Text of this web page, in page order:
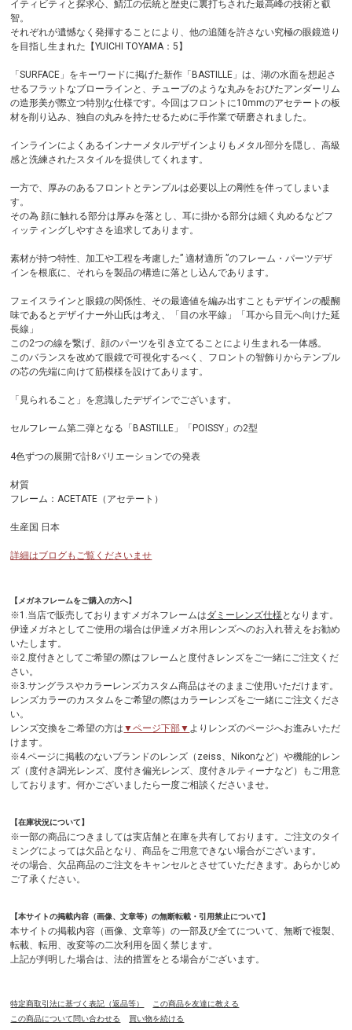
イティビティと探求心、鯖江の伝統と歴史に裏打ちされた最高峰の技術と叡
智。
それぞれが遺憾なく発揮することにより、他の追随を許さない究極の眼鏡造り
を目指し生まれた【YUICHI TOYAMA：5】
「SURFACE」をキーワードに掲げた新作「BASTILLE」は、湖の水面を想起さ
せるフラットなブローラインと、チューブのような丸みをおびたアンダーリム
の造形美が際立つ特別な仕様です。今回はフロントに10mmのアセテートの板
材を削り込み、独自の丸みを持たせるために手作業で研磨されました。
インラインによくあるインナーメタルデザインよりもメタル部分を隠し、高級
感と洗練されたスタイルを提供してくれます。
一方で、厚みのあるフロントとテンプルは必要以上の剛性を伴ってしまいま
す。
その為 顔に触れる部分は厚みを落とし、耳に掛かる部分は細く丸めるなどフ
ィッティングしやすさを追求してあります。
素材が持つ特性、加工や工程を考慮した” 適材適所 ”のフレーム・パーツデザ
インを根底に、それらを製品の構造に落とし込んであります。
フェイスラインと眼鏡の関係性、その最適値を編み出すこともデザインの醍醐
味であるとデザイナー外山氏は考え、「目の水平線」「耳から目元へ向けた延
長線」
この2つの線を繋げ、顔のパーツを引き立てることにより生まれる一体感。
このバランスを改めて眼鏡で可視化するべく、フロントの智飾りからテンプル
の芯の先端に向けて筋模様を設けてあります。
「見られること」を意識したデザインでございます。
セルフレーム第二弾となる「BASTILLE」「POISSY」の2型
4色ずつの展開で計8バリエーションでの発表
材質
フレーム：ACETATE（アセテート）
生産国 日本
詳細はブログもご覧くださいませ
【メガネフレームをご購入の方へ】
※1.当店で販売しておりますメガネフレームはダミーレンズ仕様 となります。
伊達メガネとしてご使用の場合は伊達メガネ用レンズへのお入れ替えをお勧め
いたします。
※2.度付きとしてご希望の際はフレームと度付きレンズをご一緒にご注文くだ
さい。
※3.サングラスやカラーレンズカスタム商品はそのままご使用いただけます。
レンズカラーのカスタムをご希望の際はカラーレンズをご一緒にご注文くださ
い。
レンズ交換をご希望の方は ▼ページ下部▼ よりレンズのページへお進みいただ
けます。
※4.ページに掲載のないブランドのレンズ（zeiss、Nikonなど）や機能的レン
ズ（度付き調光レンズ、度付き偏光レンズ、度付きルティーナなど）もご用意
しております。何かございましたら一度ご相談くださいませ。
【在庫状況について】
※一部の商品につきましては実店舗と在庫を共有しております。ご注文のタイ
ミングによっては欠品となり、商品をご用意できない場合がございます。
その場合、欠品商品のご注文をキャンセルとさせていただきます。あらかじめ
ご了承ください。
【本サイトの掲載内容（画像、文章等）の無断転載・引用禁止について】
本サイトの掲載内容（画像、文章等）の一部及び全てについて、無断で複製、
転載、転用、改変等の二次利用を固く禁じます。
上記が判明した場合は、法的措置をとる場合がございます。
特定商取引法に基づく表記（返品等）
この商品を友達に教える
この商品について問い合わせる
買い物を続ける